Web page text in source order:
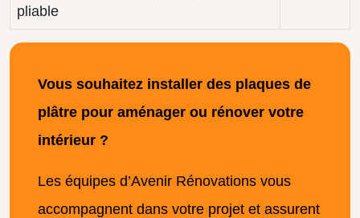
pliable
Vous souhaitez installer des plaques de
plâtre pour aménager ou rénover votre
intérieur ?
Les équipes d’Avenir Rénovations vous
accompagnent dans votre projet et assurent